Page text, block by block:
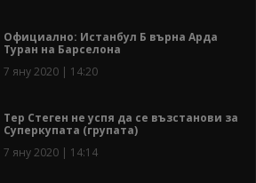
Официално: Истанбул Б върна Арда
Туран на Барселона
7 яну 2020 | 14:20
Тер Стеген не успя да се възстанови за
Суперкупата (групата)
7 яну 2020 | 14:14